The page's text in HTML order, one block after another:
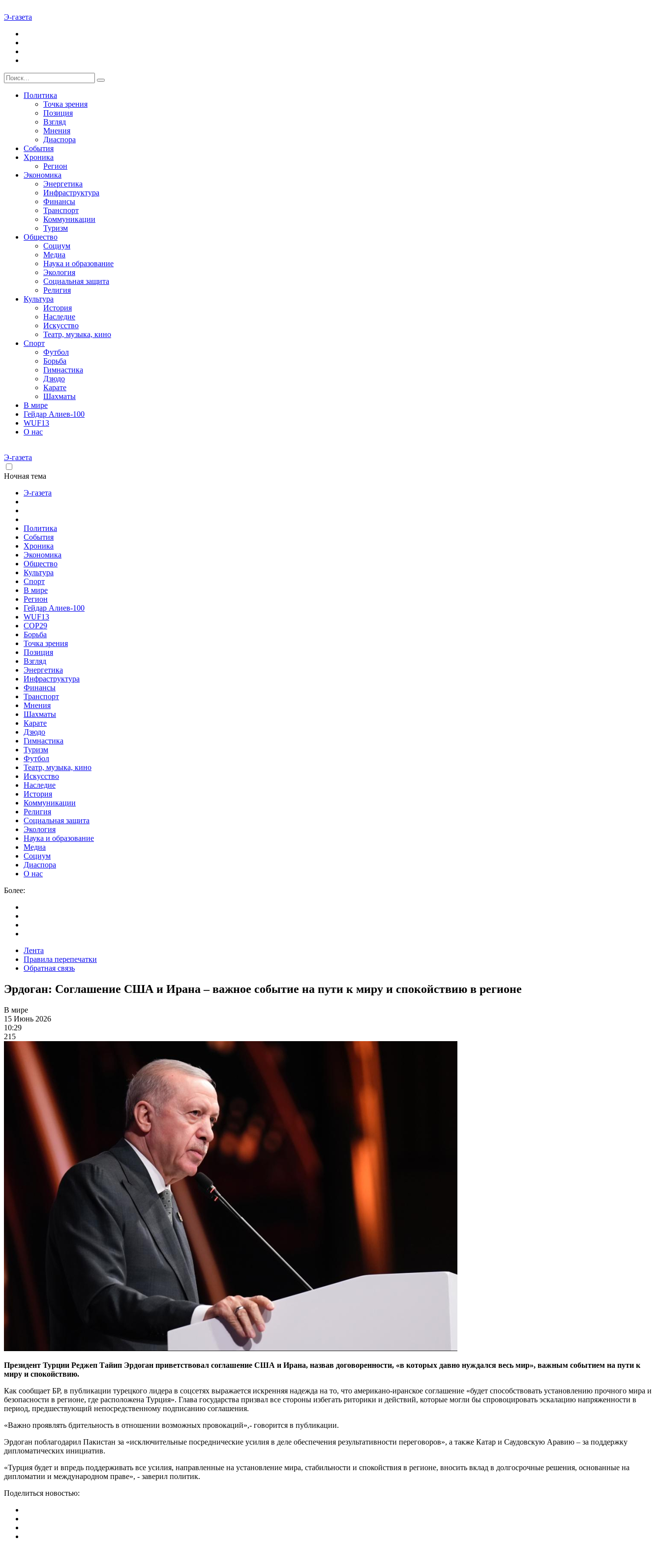
Э-газета
Политика
Точка зрения
Позиция
Взгляд
Мнения
Диаспора
События
Хроника
Регион
Экономика
Энергетика
Инфраструктура
Финансы
Транспорт
Коммуникации
Туризм
Общество
Социум
Медиа
Наука и образование
Экология
Социальная защита
Религия
Культура
История
Наследие
Искусство
Театр, музыка, кино
Спорт
Футбол
Борьба
Гимнастика
Дзюдо
Карате
Шахматы
В мире
Гейдар Алиев-100
WUF13
О нас
Э-газета
Ночная тема
Э-газета
Политика
События
Хроника
Экономика
Общество
Культура
Спорт
В мире
Регион
Гейдар Алиев-100
WUF13
COP29
Борьба
Точка зрения
Позиция
Взгляд
Энергетика
Инфраструктура
Финансы
Транспорт
Мнения
Шахматы
Карате
Дзюдо
Гимнастика
Туризм
Футбол
Театр, музыка, кино
Искусство
Наследие
История
Коммуникации
Религия
Социальная защита
Экология
Наука и образование
Медиа
Социум
Диаспора
О нас
Более:
Лента
Правила перепечатки
Обратная связь
Эрдоган: Соглашение США и Ирана – важное событие на пути к миру и спокойствию в регионе
В мире
15 Июнь 2026
10:29
215
Президент Турции Реджеп Тайип Эрдоган приветствовал соглашение США и Ирана, назвав договоренности, «в которых давно нуждался весь мир», важным событием на пути к
миру и спокойствию.
Как сообщает БР, в публикации турецкого лидера в соцсетях выражается искренняя надежда на то, что американо-иранское соглашение «будет способствовать установлению прочного мира и
безопасности в регионе, где расположена Турция». Глава государства призвал все стороны избегать риторики и действий, которые могли бы спровоцировать эскалацию напряженности в
период, предшествующий непосредственному подписанию соглашения.
«Важно проявлять бдительность в отношении возможных провокаций»,- говорится в публикации.
Эрдоган поблагодарил Пакистан за «исключительные посреднические усилия в деле обеспечения результативности переговоров», а также Катар и Саудовскую Аравию – за поддержку
дипломатических инициатив.
«Турция будет и впредь поддерживать все усилия, направленные на установление мира, стабильности и спокойствия в регионе, вносить вклад в долгосрочные решения, основанные на
дипломатии и международном праве», - заверил политик.
Поделиться новостью: